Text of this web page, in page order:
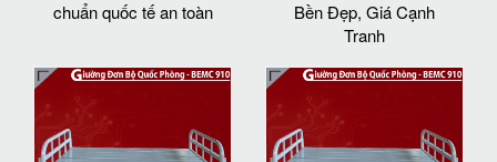
chuẩn quốc tế an toàn
Bền Đẹp, Giá Cạnh
Tranh